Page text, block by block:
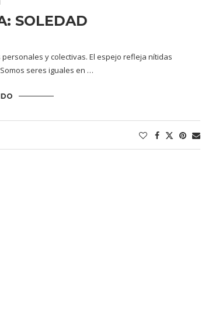
SOLEDAD
y colectivas. El espejo refleja nítidas
seres iguales en …